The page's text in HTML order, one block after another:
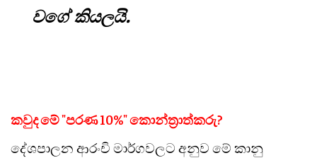
වගේ කියලයි.
කවුද මේ "පරණ 10%" කොන්ත්‍රාත්කරු?
දේශපාලන ආරංචි මාර්ගවලට අනුව මේ කානු